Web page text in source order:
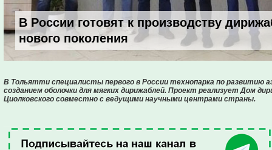
В России готовят к производству
нового поколения
В Тольятти специалисты первого в России технопарка по
созданием оболочки для мягких дирижаблей. Проект реализует Дом
Циолковского совместно с ведущими научными центрами страны.